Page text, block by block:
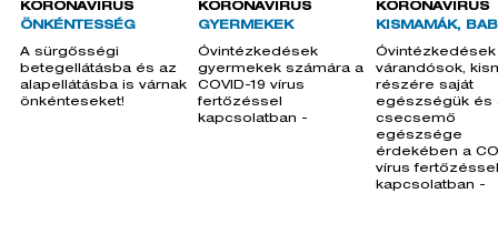
KORONAVÍRUS
ÖNKÉNTESSÉG
A sürgősségi
betegellátásba és az
alapellátásba is várnak
önkénteseket!
KORONAVÍRUS
GYERMEKEK
Óvintézkedések
gyermekek számára a
COVID-19 vírus
fertőzéssel
kapcsolatban -
KORONAVÍRUS
KISMAMÁK,
Óvintézkedések
várandósok,
részére saját
egészségük és
csecsemő
egészsége
érdekében a
vírus fertőzéssel
kapcsolatban -